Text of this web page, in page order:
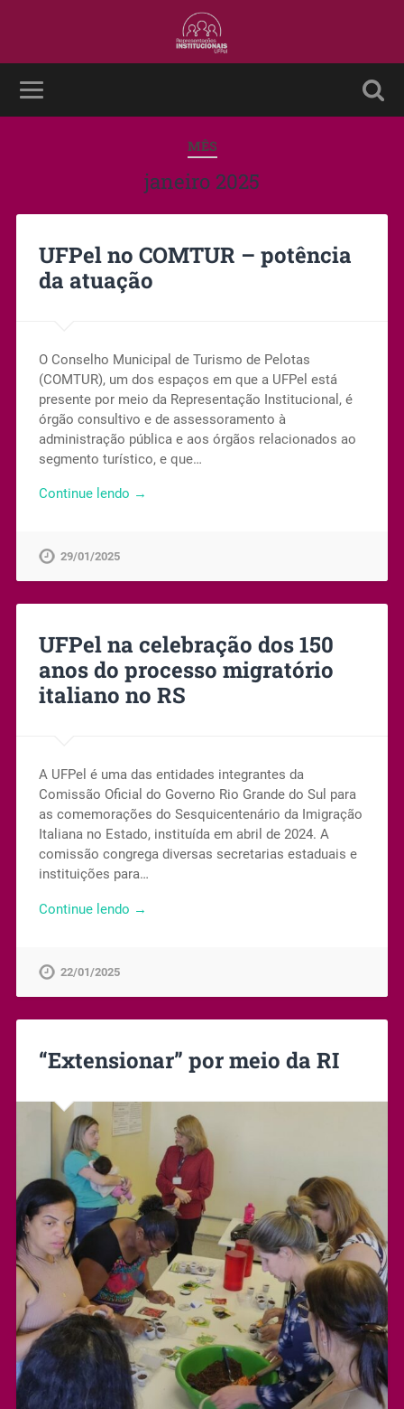
MÊS
janeiro 2025
UFPel no COMTUR – potência
da atuação
O Conselho Municipal de Turismo de Pelotas
(COMTUR), um dos espaços em que a UFPel está
presente por meio da Representação Institucional, é
órgão consultivo e de assessoramento à
administração pública e aos órgãos relacionados ao
segmento turístico, e que…
Continue lendo →
29/01/2025
UFPel na celebração dos 150
anos do processo migratório
italiano no RS
A UFPel é uma das entidades integrantes da
Comissão Oficial do Governo Rio Grande do Sul para
as comemorações do Sesquicentenário da Imigração
Italiana no Estado, instituída em abril de 2024. A
comissão congrega diversas secretarias estaduais e
instituições para…
Continue lendo →
22/01/2025
“Extensionar” por meio da RI